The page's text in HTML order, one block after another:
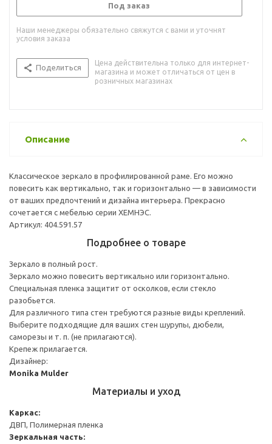
Под заказ
Наши менеджеры обязательно свяжутся с вами и уточнят
условия заказа
Поделиться
Цена действительна только для интернет-
магазина и может отличаться от цен в
розничных магазинах
Описание
Классическое зеркало в профилированной раме. Его можно
повесить как вертикально, так и горизонтально — в зависимости
от ваших предпочтений и дизайна интерьера. Прекрасно
сочетается с мебелью серии ХЕМНЭС.
Артикул: 404.591.57
Подробнее о товаре
Зеркало в полный рост.
Зеркало можно повесить вертикально или горизонтально.
Специальная пленка защитит от осколков, если стекло
разобьется.
Для различного типа стен требуются разные виды креплений.
Выберите подходящие для ваших стен шурупы, дюбели,
саморезы и т. п. (не прилагаются).
Крепеж прилагается.
Дизайнер:
Monika Mulder
Материалы и уход
Каркас:
ДВП, Полимерная пленка
Зеркальная часть: